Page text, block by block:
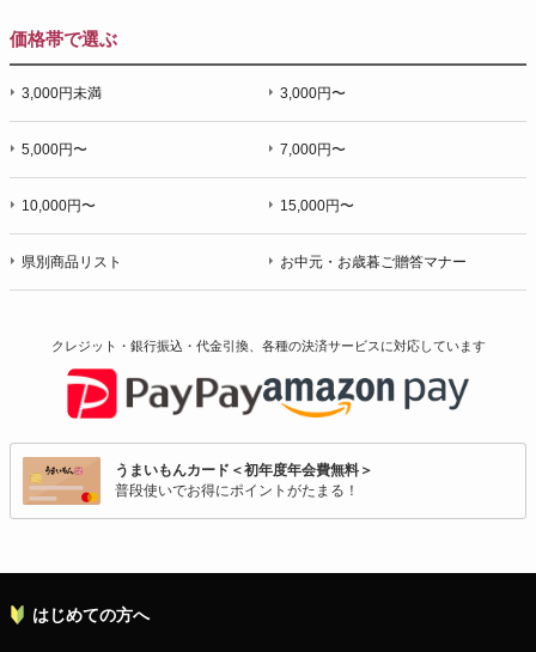
価格帯で選ぶ
3,000円未満 3,000円〜
5,000円〜 7,000円〜
10,000円〜 15,000円〜
県別商品リスト お中元・お歳暮ご贈答マナー
クレジット・銀行振込・代金引換、各種の決済サービスに対応しています
うまいもんカード＜初年度年会費無料＞
普段使いでお得にポイントがたまる！
はじめての方へ